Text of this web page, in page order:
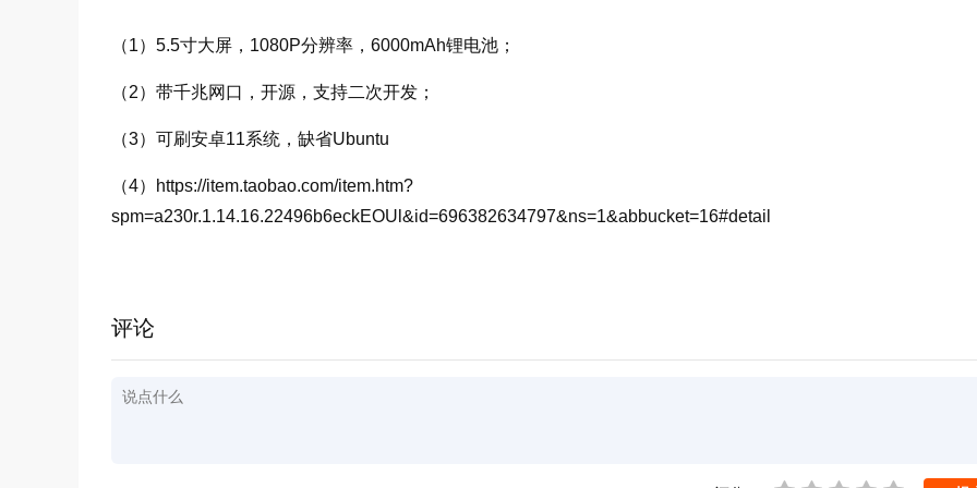
（1）5.5寸大屏，1080P分辨率，6000mAh锂电池；
（2）带千兆网口，开源，支持二次开发；
（3）可刷安卓11系统，缺省Ubuntu
（4）https://item.taobao.com/item.htm?
spm=a230r.1.14.16.22496b6eckEOUl&id=696382634797&ns=1&abbucket=16#detail
评论